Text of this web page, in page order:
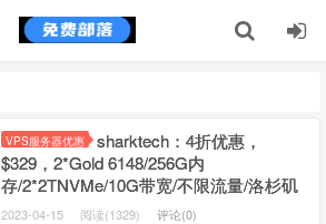
VPS服务器优惠
sharktech：4折优惠，
$329，2*Gold 6148/256G内
存/2*2TNVMe/10G带宽/不限流量/洛杉矶
等4机房，5个IP/单个60G防御
2023-04-15 阅读(1329) 评论(0)